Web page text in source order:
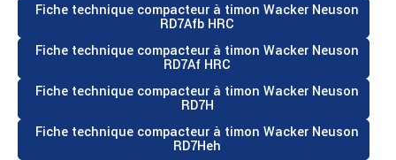
Fiche technique compacteur à timon Wacker Neuson
RD7Afb HRC
Fiche technique compacteur à timon Wacker Neuson
RD7Af HRC
Fiche technique compacteur à timon Wacker Neuson
RD7H
Fiche technique compacteur à timon Wacker Neuson
RD7Heh